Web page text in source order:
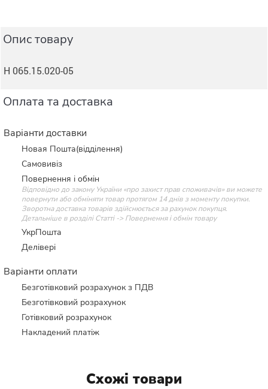
Опис товару
Н 065.15.020-05
Оплата та доставка
Варіанти доставки
Новая Пошта(відділення)
Самовивіз
Повернення і обмін
Відповідно до закону України «про захист прав споживачів» ви можете
повернути або обміняти товар протягом 14 днів з моменту покупки.
Зворотна доставка товарів здійснюється за рахунок покупця.
Детальніше в розділі Статті -> Повернення і обмін товару
УкрПошта
Делівері
Варіанти оплати
Безготівковий розрахунок з ПДВ
Безготівковий розрахунок
Готівковий розрахунок
Накладений платіж
Схожі товари